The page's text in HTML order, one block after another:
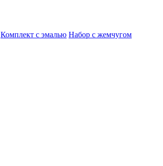
Комплект с эмалью Набор с жемчугом